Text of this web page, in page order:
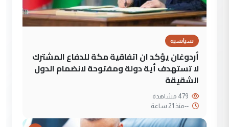
سياسية
أردوغان يؤكد ان اتفاقية مكة للدفاع المشترك
لا تستهدف أية دولة ومفتوحة لانضمام الدول
الشقيقة
--منذ 21 ساعة